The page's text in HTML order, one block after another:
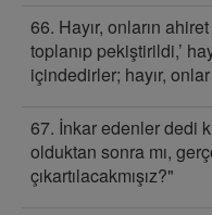
66. Hayır, onların
toplanıp pekiştirildi,’
içindedirler; hayır,
67. İnkar edenler dedi
olduktan sonra mı,
çıkartılacakmışız?"